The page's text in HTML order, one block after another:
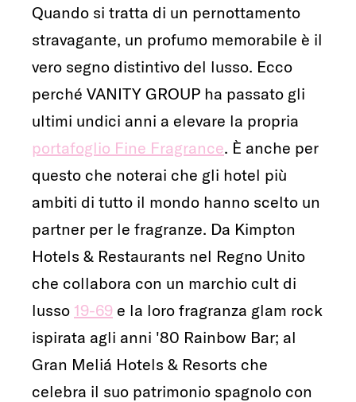
Quando si tratta di un pernottamento
stravagante, un profumo memorabile è il
vero segno distintivo del lusso. Ecco
perché VANITY GROUP ha passato gli
ultimi undici anni a elevare la propria
portafoglio Fine Fragrance. È anche per
questo che noterai che gli hotel più
ambiti di tutto il mondo hanno scelto un
partner per le fragranze. Da Kimpton
Hotels & Restaurants nel Regno Unito
che collabora con un marchio cult di
lusso 19-69 e la loro fragranza glam rock
ispirata agli anni '80 Rainbow Bar; al
Gran Meliá Hotels & Resorts che
celebra il suo patrimonio spagnolo con